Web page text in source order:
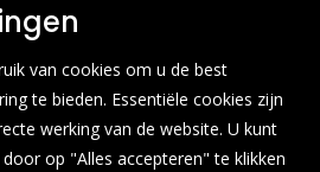
van cookies om u de best
te bieden. Essentiële cookies zijn
werking van de website. U kunt
op "Alles accepteren" te klikken